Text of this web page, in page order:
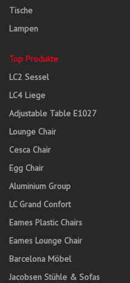
Tische
Lampen
Top Produkte
LC2 Sessel
LC4 Liege
Adjustable Table E1027
Lounge Chair
Cesca Chair
Egg Chair
Aluminium Group
LC Grand Confort
Eames Plastic Chairs
Eames Lounge Chair
Barcelona Möbel
Jacobsen Stühle & Sofas